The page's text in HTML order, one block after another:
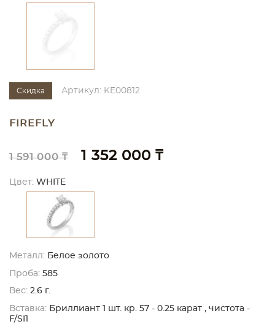
Скидка Артикул: KE00812
FIREFLY
1 591 000 ₸ 1 352 000 ₸
Цвет: WHITE
Металл: Белое золото
Проба: 585
Вес: 2.6 г.
Вставка: Бриллиант 1 шт. кр. 57 - 0.25 карат , чистота -
F/SI1